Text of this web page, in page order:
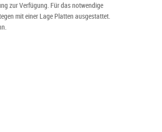
zur Verfügung. Für das notwendige
mit einer Lage Platten ausgestattet.